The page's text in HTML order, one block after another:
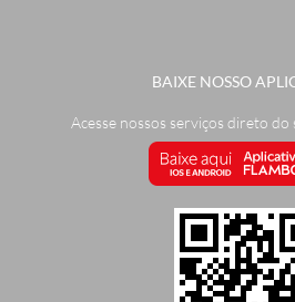
BAIXE NOSSO
Acesse nossos serviços direto